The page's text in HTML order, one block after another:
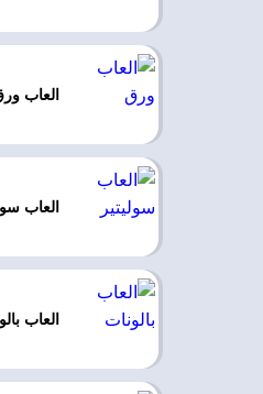
العاب
العاب
العاب